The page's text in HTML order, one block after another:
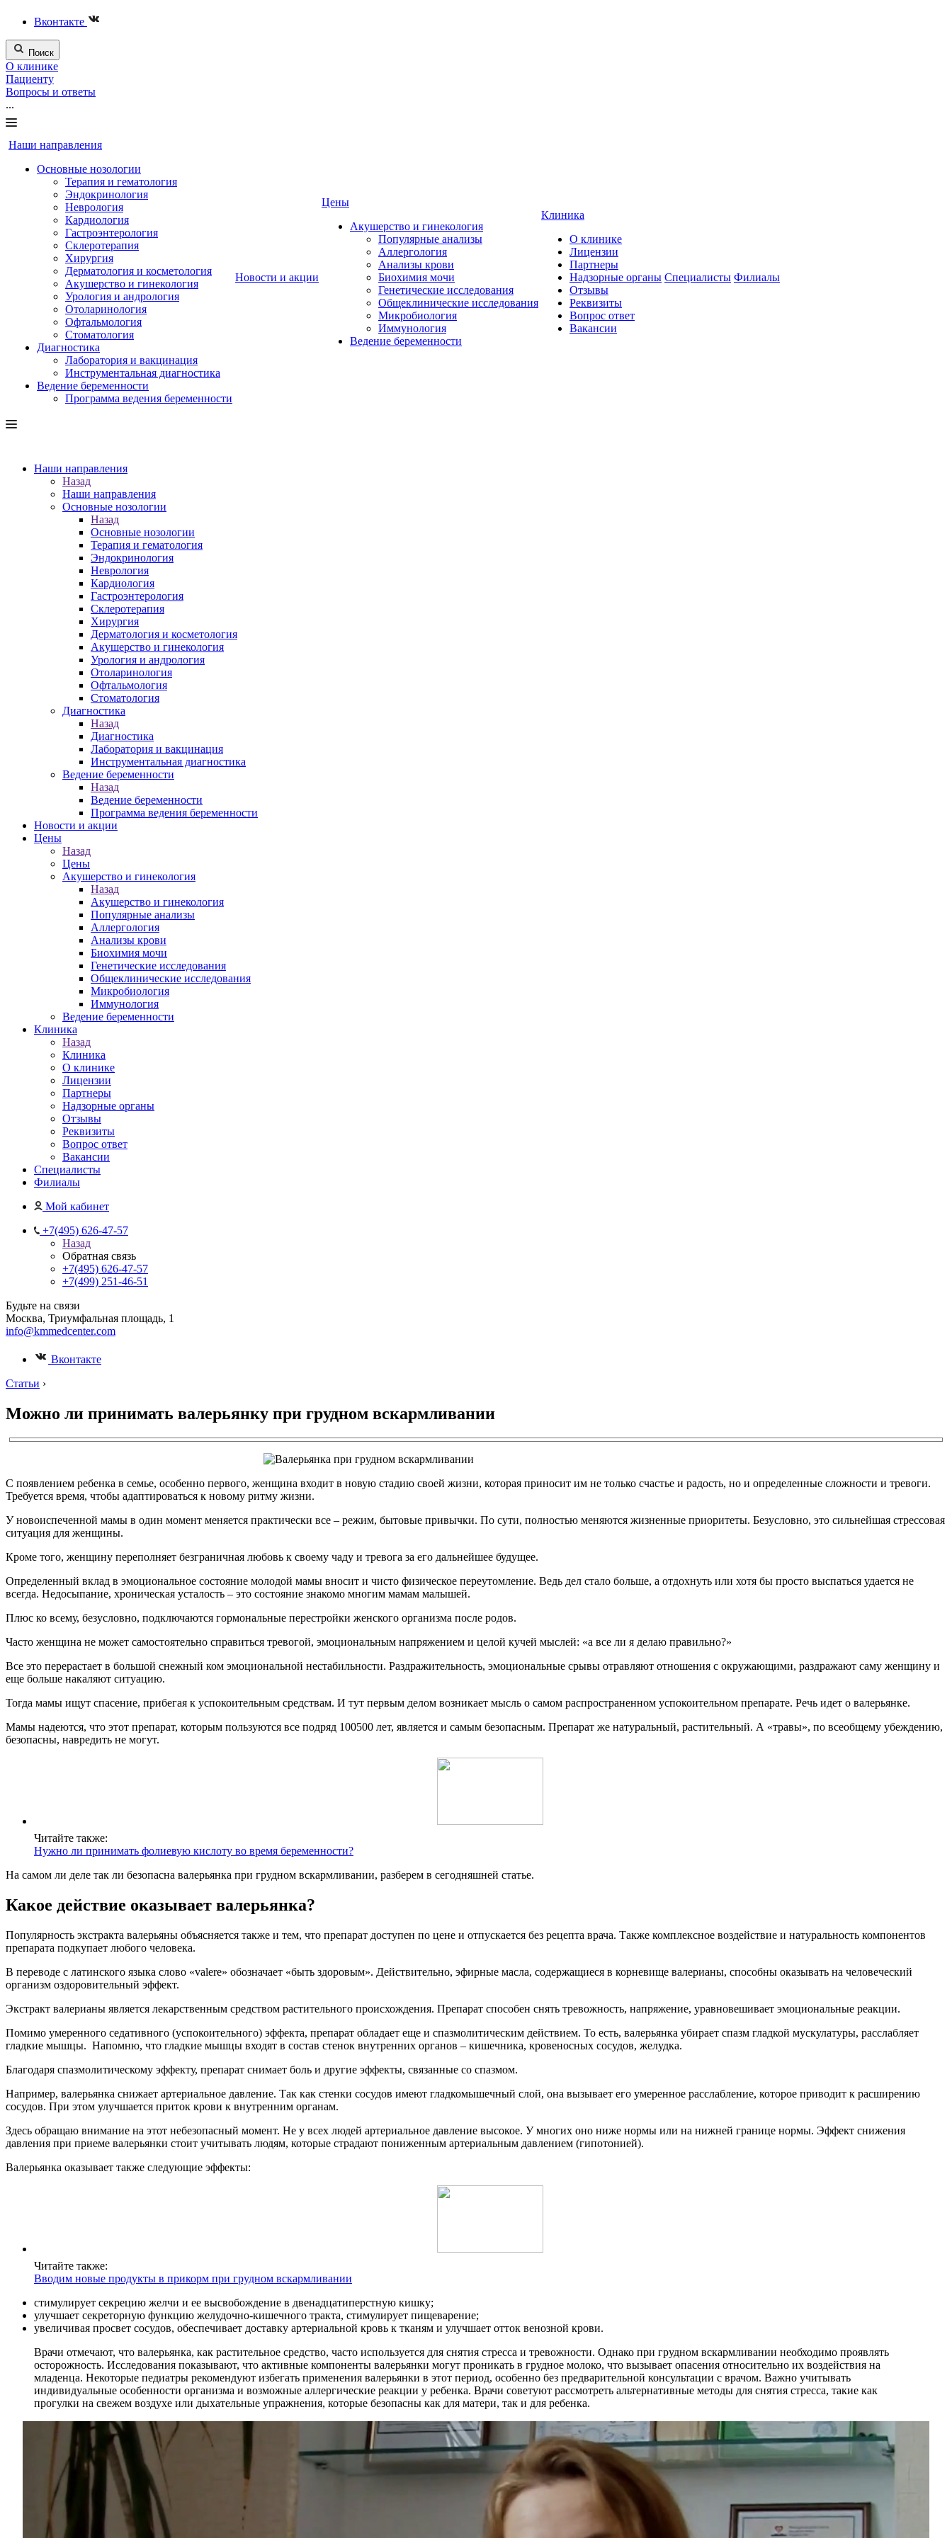
Вконтакте
Поиск
О клинике
Пациенту
Вопросы и ответы
...
Наши направления
Основные нозологии
Терапия и гематология
Эндокринология
Неврология
Кардиология
Гастроэнтерология
Склеротерапия
Хирургия
Дерматология и косметология
Акушерство и гинекология
Урология и андрология
Отоларинология
Офтальмология
Стоматология
Диагностика
Лаборатория и вакцинация
Инструментальная диагностика
Ведение беременности
Программа ведения беременности
Новости и акции
Цены
Акушерство и гинекология
Популярные анализы
Аллергология
Анализы крови
Биохимия мочи
Генетические исследования
Общеклинические исследования
Микробиология
Иммунология
Ведение беременности
Клиника
О клинике
Лицензии
Партнеры
Надзорные органы
Отзывы
Реквизиты
Вопрос ответ
Вакансии
Специалисты Филиалы
Наши направления
Назад
Наши направления
Основные нозологии
Назад
Основные нозологии
Терапия и гематология
Эндокринология
Неврология
Кардиология
Гастроэнтерология
Склеротерапия
Хирургия
Дерматология и косметология
Акушерство и гинекология
Урология и андрология
Отоларинология
Офтальмология
Стоматология
Диагностика
Назад
Диагностика
Лаборатория и вакцинация
Инструментальная диагностика
Ведение беременности
Назад
Ведение беременности
Программа ведения беременности
Новости и акции
Цены
Назад
Цены
Акушерство и гинекология
Назад
Акушерство и гинекология
Популярные анализы
Аллергология
Анализы крови
Биохимия мочи
Генетические исследования
Общеклинические исследования
Микробиология
Иммунология
Ведение беременности
Клиника
Назад
Клиника
О клинике
Лицензии
Партнеры
Надзорные органы
Отзывы
Реквизиты
Вопрос ответ
Вакансии
Специалисты
Филиалы
Мой кабинет
+7(495) 626-47-57
Назад
Обратная связь
+7(495) 626-47-57
+7(499) 251-46-51
Будьте на связи
Москва, Триумфальная площадь, 1
info@kmmedcenter.com
Вконтакте
Статьи ›
Можно ли принимать валерьянку при грудном вскармливании
С появлением ребенка в семье, особенно первого, женщина входит в новую стадию своей жизни, которая приносит им не только счастье и радость, но и определенные сложности и тревоги.
Требуется время, чтобы адаптироваться к новому ритму жизни.
У новоиспеченной мамы в один момент меняется практически все – режим, бытовые привычки. По сути, полностью меняются жизненные приоритеты. Безусловно, это сильнейшая стрессовая
ситуация для женщины.
Кроме того, женщину переполняет безграничная любовь к своему чаду и тревога за его дальнейшее будущее.
Определенный вклад в эмоциональное состояние молодой мамы вносит и чисто физическое переутомление. Ведь дел стало больше, а отдохнуть или хотя бы просто выспаться удается не
всегда. Недосыпание, хроническая усталость – это состояние знакомо многим мамам малышей.
Плюс ко всему, безусловно, подключаются гормональные перестройки женского организма после родов.
Часто женщина не может самостоятельно справиться тревогой, эмоциональным напряжением и целой кучей мыслей: «а все ли я делаю правильно?»
Все это перерастает в большой снежный ком эмоциональной нестабильности. Раздражительность, эмоциональные срывы отравляют отношения с окружающими, раздражают саму женщину и
еще больше накаляют ситуацию.
Тогда мамы ищут спасение, прибегая к успокоительным средствам. И тут первым делом возникает мысль о самом распространенном успокоительном препарате. Речь идет о валерьянке.
Мамы надеются, что этот препарат, которым пользуются все подряд 100500 лет, является и самым безопасным. Препарат же натуральный, растительный. А «травы», по всеобщему убеждению,
безопасны, навредить не могут.
Читайте также:
Нужно ли принимать фолиевую кислоту во время беременности?
На самом ли деле так ли безопасна валерьянка при грудном вскармливании, разберем в сегодняшней статье.
Какое действие оказывает валерьянка?
Популярность экстракта валерьяны объясняется также и тем, что препарат доступен по цене и отпускается без рецепта врача. Также комплексное воздействие и натуральность компонентов
препарата подкупает любого человека.
В переводе с латинского языка слово «valere» обозначает «быть здоровым». Действительно, эфирные масла, содержащиеся в корневище валерианы, способны оказывать на человеческий
организм оздоровительный эффект.
Экстракт валерианы является лекарственным средством растительного происхождения. Препарат способен снять тревожность, напряжение, уравновешивает эмоциональные реакции.
Помимо умеренного седативного (успокоительного) эффекта, препарат обладает еще и спазмолитическим действием. То есть, валерьянка убирает спазм гладкой мускулатуры, расслабляет
гладкие мышцы. Напомню, что гладкие мышцы входят в состав стенок внутренних органов – кишечника, кровеносных сосудов, желудка.
Благодаря спазмолитическому эффекту, препарат снимает боль и другие эффекты, связанные со спазмом.
Например, валерьянка снижает артериальное давление. Так как стенки сосудов имеют гладкомышечный слой, она вызывает его умеренное расслабление, которое приводит к расширению
сосудов. При этом улучшается приток крови к внутренним органам.
Здесь обращаю внимание на этот небезопасный момент. Не у всех людей артериальное давление высокое. У многих оно ниже нормы или на нижней границе нормы. Эффект снижения
давления при приеме валерьянки стоит учитывать людям, которые страдают пониженным артериальным давлением (гипотонией).
Валерьянка оказывает также следующие эффекты:
Читайте также:
Вводим новые продукты в прикорм при грудном вскармливании
стимулирует секрецию желчи и ее высвобождение в двенадцатиперстную кишку;
улучшает секреторную функцию желудочно-кишечного тракта, стимулирует пищеварение;
увеличивая просвет сосудов, обеспечивает доставку артериальной кровь к тканям и улучшает отток венозной крови.
Врачи отмечают, что валерьянка, как растительное средство, часто используется для снятия стресса и тревожности. Однако при грудном вскармливании необходимо проявлять
осторожность. Исследования показывают, что активные компоненты валерьянки могут проникать в грудное молоко, что вызывает опасения относительно их воздействия на
младенца. Некоторые педиатры рекомендуют избегать применения валерьянки в этот период, особенно без предварительной консультации с врачом. Важно учитывать
индивидуальные особенности организма и возможные аллергические реакции у ребенка. Врачи советуют рассмотреть альтернативные методы для снятия стресса, такие как
прогулки на свежем воздухе или дыхательные упражнения, которые безопасны как для матери, так и для ребенка.